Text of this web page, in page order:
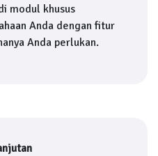
modul khusus
Anda dengan fitur
Anda perlukan.